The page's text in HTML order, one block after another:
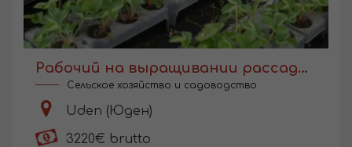
Рабочий на выращивании рассады в Голландии
Сельское хозяйство и садоводство
Uden (Юден)
3220€ brutto